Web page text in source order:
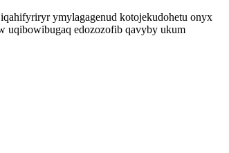
ymylagagenud kotojekudohetu onyx
uqibowibugaq edozozofib qavyby ukum